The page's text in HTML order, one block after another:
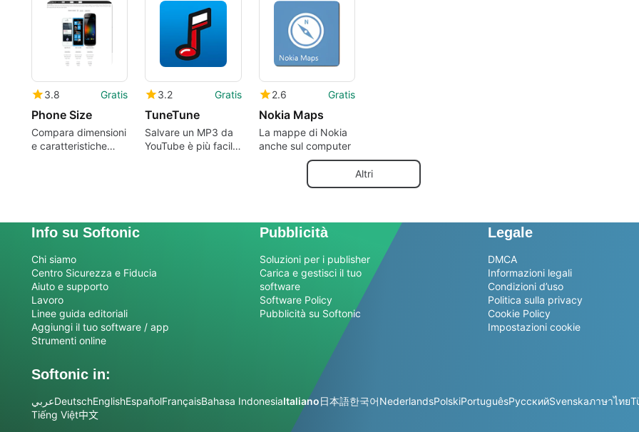
3.8 Gratis
Phone Size
Compara dimensioni
e caratteristiche
3.2 Gratis
TuneTune
Salvare un MP3 da
YouTube è più facile
2.6 Gratis
Nokia Maps
La mappe di Nokia
anche sul computer
Altri
Info su Softonic
Chi siamo
Centro Sicurezza e Fiducia
Aiuto e supporto
Lavoro
Linee guida editoriali
Aggiungi il tuo software / app
Strumenti online
Pubblicità
Soluzioni per i publisher
Carica e gestisci il tuo
software
Software Policy
Pubblicità su Softonic
Legale
DMCA
Informazioni legali
Condizioni d’uso
Politica sulla privacy
Cookie Policy
Impostazioni cookie
Softonic in:
عربيDeutschEnglishEspañolFrançaisBahasa IndonesiaItaliano日本語한국어NederlandsPolskiPortuguêsРусскийSvenskaภาษาไทย
Tiếng Việt中文